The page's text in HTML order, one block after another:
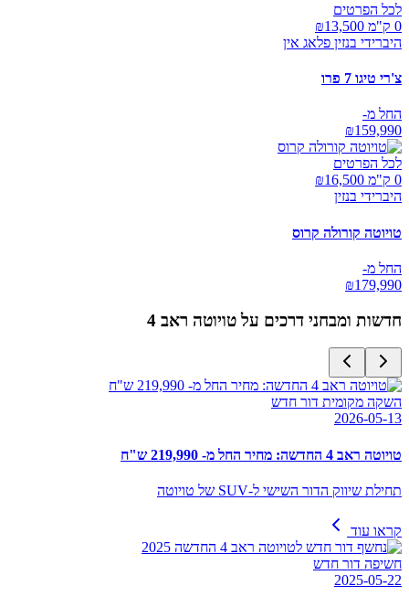
לכל הפרטים
0 ק"מ ₪
13,500
היברידי בנזין פלאג אין
צ'רי טיגו 7 פרו
החל מ-
₪159,990
לכל הפרטים
0 ק"מ ₪
16,500
היברידי בנזין
טויוטה קורולה קרוס
החל מ-
₪179,990
חדשות ומבחני דרכים עלטויוטה ראב 4
השקה מקומית דור חדש
2026-05-13
טויוטה ראב 4 החדשה: מחיר החל מ- 219,990 ש"ח
תחילת שיווק הדור השישי ל-SUV של טויוטה
קראו עוד
חשיפה דור חדש
2025-05-22